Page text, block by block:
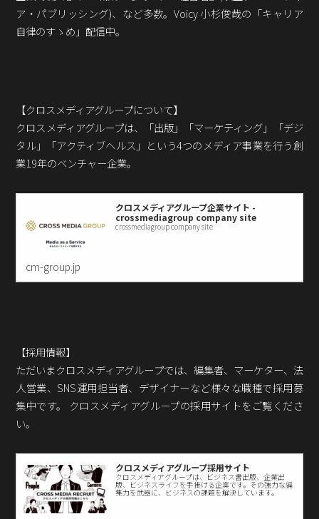
ア・パブリッシング)、など多数。Voicy 小杉俊哉の「キャリア
自律のすゝめ」配信中。
【クロスメディアグループについて】
クロスメディアグループは、「出版」「マーケティング」「デジ
タル」「アクティブヘルス」という4つのメディア事業を行う創
業19年のベンチャー企業。
クロスメディアグループ企業サイト -
crossmediagroup company site
crossmediagroup company site
cm-group.jp
【採用情報】
ただいまクロスメディアグループでは、編集者、マーケター、法
人営業、SNS運用担当者、デザイナーなど様々な職種で採用募
集中です。 クロスメディアグループの採用サイトをご覧くださ
い。
クロスメディアグループ採用サイト
クロスメディアグループは、ビジネス書出版、企業出
版、ビジネスライフを手掛ける企業です。その強力な編
集力を武器に、ビジネスの課題を解決しています。